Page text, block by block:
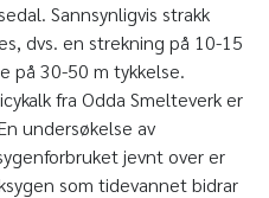
Sannsynligvis strakk
dvs. en strekning på 10-15
på 30-50 m tykkelse.
fra Odda Smelteverk er
undersøkelse av
jevnt over er
som tidevannet bidrar